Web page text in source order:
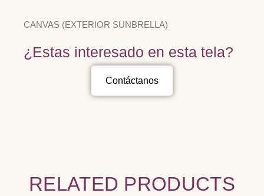
CANVAS (EXTERIOR SUNBRELLA)
¿Estas interesado en esta tela?
Contáctanos
RELATED PRODUCTS